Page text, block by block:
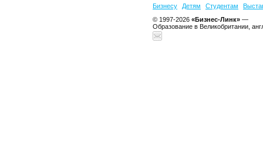
Бизнесу Детям Студентам
© 1997-2026 «Бизнес-Линк» —
Образование в Великобритании,